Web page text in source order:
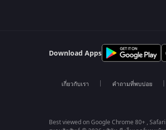
Download Apps
เกี่ยวกับเรา คำถามที่พบบ่อย
Best viewed on Google Chrome 80+ ,